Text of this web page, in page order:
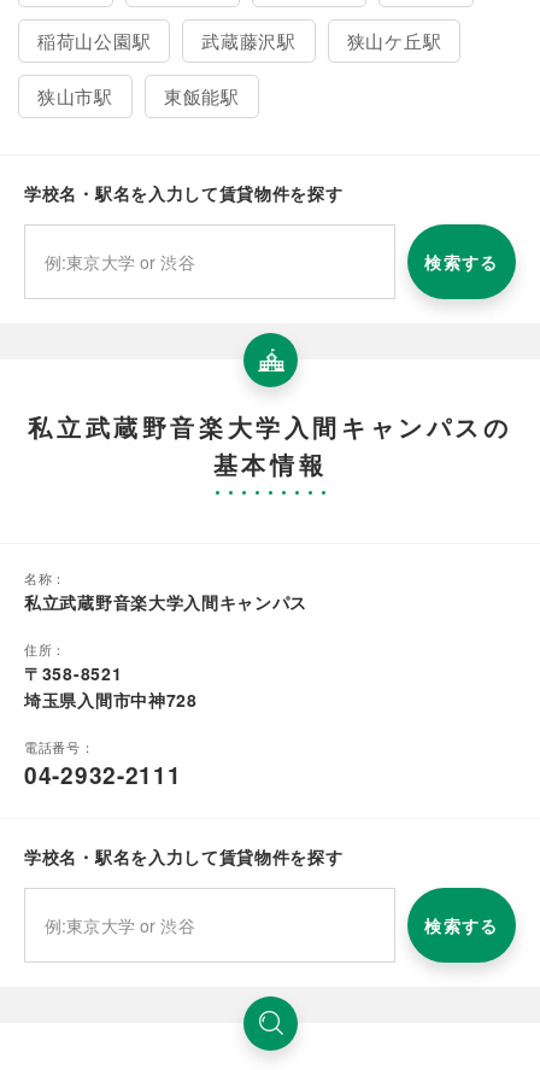
稲荷山公園駅 武蔵藤沢駅 狭山ケ丘駅
狭山市駅 東飯能駅
学校名・駅名を入力して賃貸物件を探す
検索する
私立武蔵野音楽大学入間キャンパスの
基本情報
名称：
私立武蔵野音楽大学入間キャンパス
住所：
〒358-8521
埼玉県入間市中神728
電話番号：
04-2932-2111
学校名・駅名を入力して賃貸物件を探す
検索する